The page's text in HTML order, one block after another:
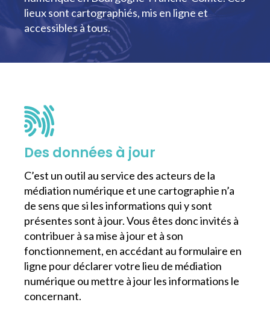
lieux sont cartographiés, mis en ligne et
accessibles à tous.
Des données à jour
C’est un outil au service des acteurs de la
médiation numérique et une cartographie n’a
de sens que si les informations qui y sont
présentes sont à jour. Vous êtes donc invités à
contribuer à sa mise à jour et à son
fonctionnement, en accédant au formulaire en
ligne pour déclarer votre lieu de médiation
numérique ou mettre à jour les informations le
concernant.